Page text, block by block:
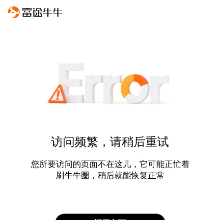
访问频繁，请稍后重试
您所要访问的页面不在这儿，它可能正忙着
刷牛牛圈，稍后就能恢复正常